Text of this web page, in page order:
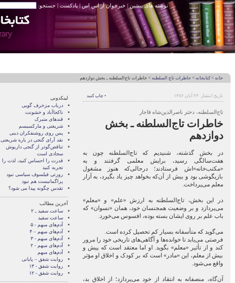
نوشته های پیشین | خبرخوان آر اس اس|پادکست | جستجو:
خانه >کتابخانه > خاطرات تاج السلطنه > خاطرات تاج‌السلطنه ـ بخش دوازدهم
تاریخ انتشار: ۲۳ آبان ۱۳۸۶ • چاپ کنید
تاج‌السلطنه، دختر ناصرالدین‌شاه قاجار
خاطرات تاج‌السلطنه ـ بخش
دوازدهم
در بخش گذشته، شنیدیم که تاج‌السلطنه چون به
هفت‌سالگی رسید، برایش معلمی گرفتند و به
«مکتب‌خانه»‌اش فرستادند؛ درحالی‌که هنوز مشغول
بازیگوشی بود و بیش از آن‌که بخواهد چیز یاد بگیرد، به آزار
معلم می‌پرداخت.
در این بخش، تاج‌السلطنه به ارزش «علم» و «معلم»
می‌پردازد و بر وضعیت همجنسان خود، همان «نسوان» که
باب علم بر روی ایشان بسته بوده، افسوس می‌خورد.
می‌گوید که متأسفانه بسیار کم تحصیل کرده است.
فرصتی می‌یابد تا خوانده‌ها و آگاهی‌های تاریخی خود را مرور
کند و از تأثیر «معلم» بگوید. او اما معتقد است که پیش و
بیش از معلم، این «مادر» است که بر کودک و اخلاق او مؤثر
واقع می‌شود.
آن‌گاه، منصفانه به انتقاد از خود می‌پردازد؛ از اخلاق بد،
لینکدونی
درباب مزخرف گویی
ناکجاآباد و خشونت
قندهای متبرک
شریعتی و مارکسیسم
پس روی روشنفکران دینی
نقد آرای گنجی در باره شریعتی
تناقض‌گوتر از گنجی داريوش
سجادی است
قدرت را احساس کنید، لذت را
تجربه کنید
رورتی فيلسوف سياسی نبود
پراگماتيست هم نبود
تقدس چگونه پيدا می شود؟
آخرین مطالب
ساعت سفید ـ ۲
ساعت سفید
آدم‌های مبهم - ۵
آدم‌های مبهم – ۴
آدم‌های مبهم - ۳
آدم‌های مبهم - ۲
آدم‌های مبهم
روایت شفق – پایانی
روایت شفق - ۱۳
روایت شفق - ۱۲